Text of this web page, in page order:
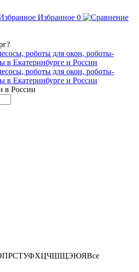
Избранное 0
?
в России
ПРСТУФХЦЧШЩЭЮЯВсе